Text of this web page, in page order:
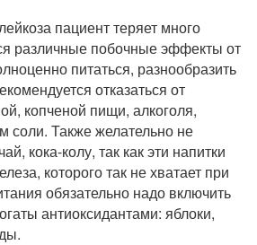
пациент теряет много
различные побочные эффекты от
питаться, разнообразить
отказаться от
копченой пищи, алкоголя,
соли. Также желательно не
кока-колу, так как эти напитки
которого так не хватает при
обязательно надо включить
антиоксидантами: яблоки,